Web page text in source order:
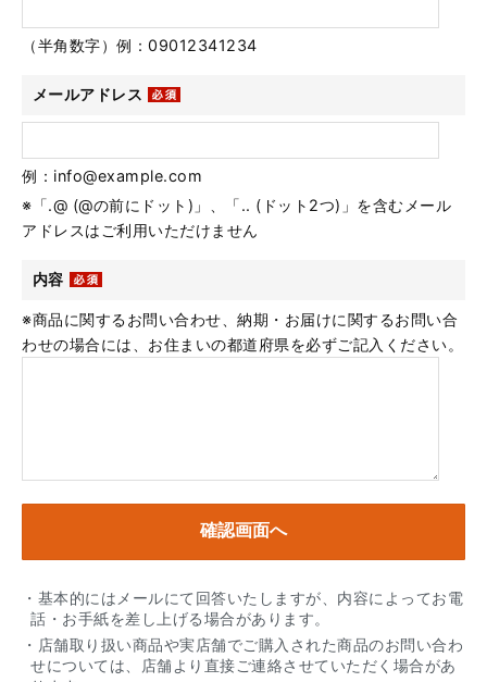
（半角数字）例：09012341234
メールアドレス
例：info@example.com
※「.@ (@の前にドット)」、「.. (ドット2つ)」を含むメール
アドレスはご利用いただけません
内容
※商品に関するお問い合わせ、納期・お届けに関するお問い合
わせの場合には、お住まいの都道府県を必ずご記入ください。
・基本的にはメールにて回答いたしますが、内容によってお電
話・お手紙を差し上げる場合があります。
・店舗取り扱い商品や実店舗でご購入された商品のお問い合わ
せについては、店舗より直接ご連絡させていただく場合があ